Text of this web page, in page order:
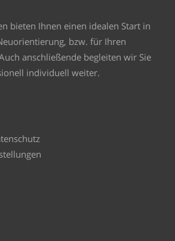
bieten Ihnen einen idealen Start in
bzw. für Ihren
anschließende begleiten wir Sie
individuell weiter.